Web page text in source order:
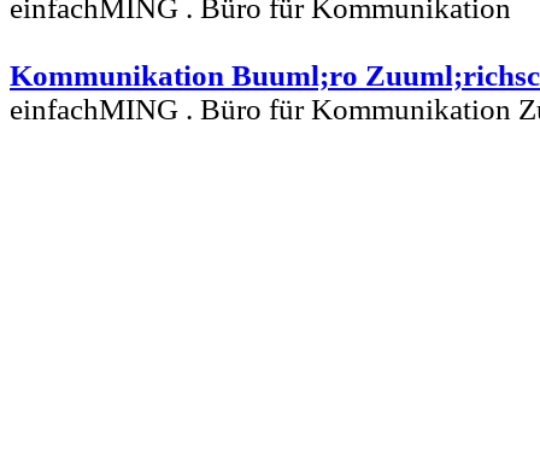
einfachMING . Büro für Kommunikation
Kommunikation Buuml;ro
einfachMING . Büro für Kommunikation